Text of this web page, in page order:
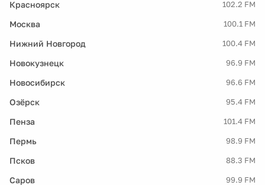
Красноярск 102.2 FM
Москва 100.1 FM
Нижний Новгород 100.4 FM
Новокузнецк 96.9 FM
Новосибирск 96.6 FM
Озёрск 95.4 FM
Пенза 101.4 FM
Пермь 98.9 FM
Псков 88.3 FM
Саров 99.9 FM